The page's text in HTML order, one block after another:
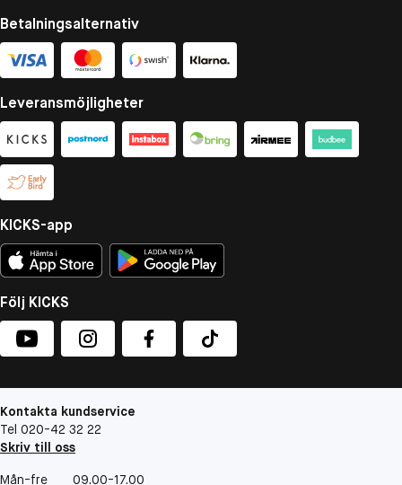
Betalningsalternativ
Leveransmöjligheter
KICKS-app
Följ KICKS
Kontakta kundservice
Tel 020-42 32 22
Skriv till oss
Mån-fre
09.00-17.00